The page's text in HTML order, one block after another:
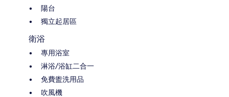
陽台
獨立起居區
衛浴
專用浴室
淋浴/浴缸二合一
免費盥洗用品
吹風機